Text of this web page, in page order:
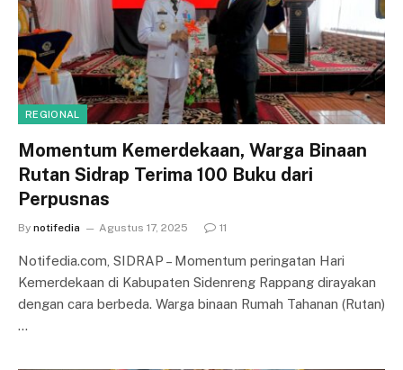
REGIONAL
Momentum Kemerdekaan, Warga Binaan
Rutan Sidrap Terima 100 Buku dari
Perpusnas
By notifedia Agustus 17, 2025 11
Notifedia.com, SIDRAP – Momentum peringatan Hari
Kemerdekaan di Kabupaten Sidenreng Rappang dirayakan
dengan cara berbeda. Warga binaan Rumah Tahanan (Rutan)
…